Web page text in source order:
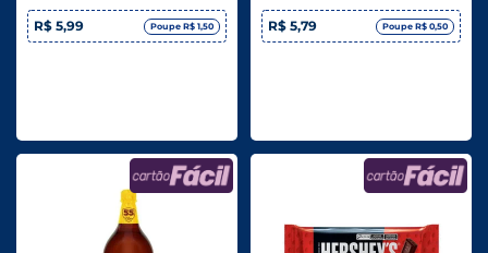
R$ 5,99 Poupe R$ 1,50 R$ 5,79 Poupe R$ 0,50